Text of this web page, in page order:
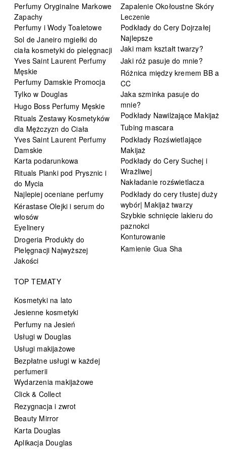
Perfumy Oryginalne Markowe
Zapachy
Perfumy i Wody Toaletowe
Sol de Janeiro mgiełki do
ciała kosmetyki do pielęgnacji
Yves Saint Laurent Perfumy
Męskie
Perfumy Damskie Promocja
Tylko w Douglas
Hugo Boss Perfumy Męskie
Rituals Zestawy Kosmetyków
dla Mężczyzn do Ciała
Yves Saint Laurent Perfumy
Damskie
Karta podarunkowa
Rituals Pianki pod Prysznic i
do Mycia
Najlepiej oceniane perfumy
Kérastase Olejki i serum do
włosów
Eyelinery
Drogeria Produkty do
Pielęgnacji Najwyższej
Jakości
Zapalenie Okołoustne Skóry
Leczenie
Podkłady do Cery Dojrzałej
Najlepsze
Jaki mam kształt twarzy?
Jaki róż pasuje do mnie?
Różnica między kremem BB a
CC
Jaka szminka pasuje do
mnie?
Podkłady Nawilżające Makijaż
Tubing mascara
Podkłady Rozświetlające
Makijaż
Podkłady do Cery Suchej i
Wrażliwej
Nakładanie rozświetlacza
Podkłady do cery tłustej duży
wybór| Makijaż twarzy
Szybkie schnięcie lakieru do
paznokci
Konturowanie
Kamienie Gua Sha
TOP TEMATY
Kosmetyki na lato
Jesienne kosmetyki
Perfumy na Jesień
Usługi w Douglas
Usługi makijażowe
Bezpłatne usługi w każdej
perfumerii
Wydarzenia makijażowe
Click & Collect
Rezygnacja i zwrot
Beauty Mirror
Karta Douglas
Aplikacja Douglas